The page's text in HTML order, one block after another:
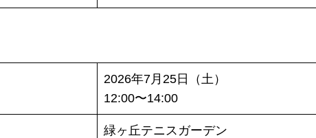
2026年7月25日（土）
12:00〜14:00
緑ヶ丘テニスガーデン